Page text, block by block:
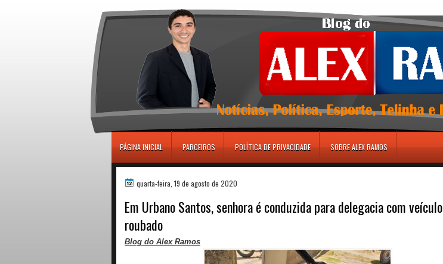
PÁGINA INICIAL PARCEIROS POLÍTICA DE PRIVACIDADE SOBRE ALEX RAMOS
quarta-feira, 19 de agosto de 2020
Em Urbano Santos, senhora é conduzida para delegacia com veículo
roubado
Blog do Alex Ramos